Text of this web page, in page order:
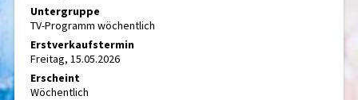
Untergruppe
TV-Programm wöchentlich
Erstverkaufstermin
Freitag, 15.05.2026
Erscheint
Wöchentlich